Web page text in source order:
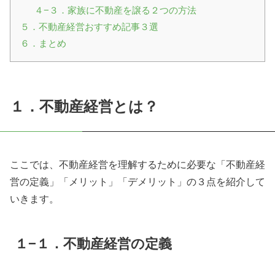
４−３．家族に不動産を譲る２つの方法
５．不動産経営おすすめ記事３選
６．まとめ
１．不動産経営とは？
ここでは、不動産経営を理解するために必要な「不動産経
営の定義」「メリット」「デメリット」の３点を紹介して
いきます。
１−１．不動産経営の定義